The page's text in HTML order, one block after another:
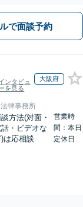
で面談予約
ンタビュ
を見る
大阪府
律事務所
方法(対面・
話・ビデオな
)は応相談
営業時
間：本日
定休日